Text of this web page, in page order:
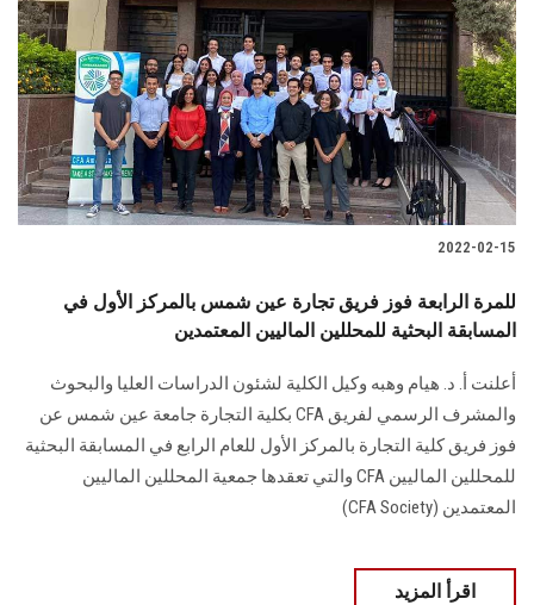
2022-02-15
للمرة الرابعة فوز فريق تجارة عين شمس بالمركز الأول في
المسابقة البحثية للمحللين الماليين المعتمدين
أعلنت أ. د. هيام وهبه وكيل الكلية لشئون الدراسات العليا والبحوث
والمشرف الرسمي لفريق CFA بكلية التجارة جامعة عين شمس عن
فوز فريق كلية التجارة بالمركز الأول للعام الرابع في المسابقة البحثية
للمحللين الماليين CFA والتي تعقدها جمعية المحللين الماليين
المعتمدين (CFA Society)
اقرأ المزيد